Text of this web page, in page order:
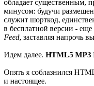
обладает существенным,
минусом: будучи
служит шорткод,
в бесплатной версии -
Feed, заставляя напрочь
Идем далее. HTML5 MP3
Опять я соблазнился
и настоящее.